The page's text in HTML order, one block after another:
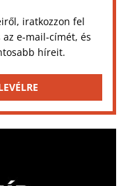
iratkozzon fel
e-mail-címét, és
híreit.